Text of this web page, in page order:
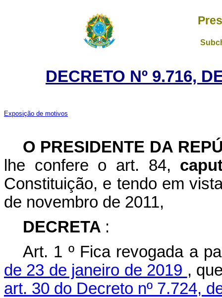
DECRETO Nº 9.716,
Exposição de motivos
O PRESIDENTE DA
lhe confere o art. 84,
Constituição, e tendo em
de novembro de 2011,
DECRETA :
Art. 1 º Fica revogada a
de 23 de janeiro de 2019 ,
art. 30 do Decreto nº 7.724,